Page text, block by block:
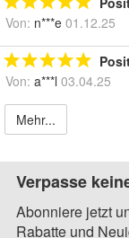
Von: n***e 01.12.25
Von: a***l 03.04.25
Mehr...
Verpasse
Abonniere jetzt
Rabatte und